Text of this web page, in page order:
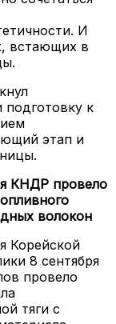
И
встающих в
подготовку к
этап и
КНДР провело
волокон
Корейской
8 сентября
провело
тяги с